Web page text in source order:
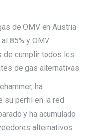
de OMV en Austria
85% y OMV
de cumplir todos los
de gas alternativas.
ha
su perfil en la red
y ha acumulado
alternativos.